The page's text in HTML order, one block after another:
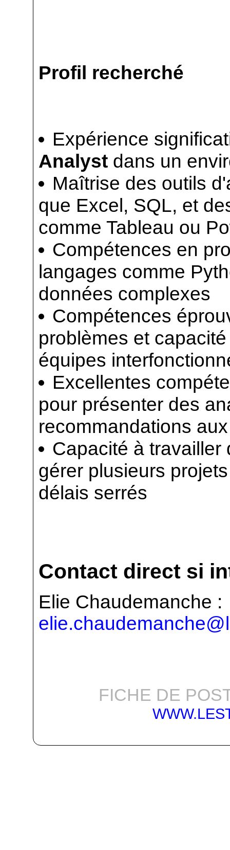
Profil recherché
Expérience
Analyst dans un
Maîtrise des outils
que Excel, SQL, et
comme Tableau ou
Compétences en
langages comme
données complexes
Compétences
problèmes et
équipes
Excellentes
pour présenter des
recommandations
Capacité à travailler
gérer plusieurs
délais serrés
Contact direct si
Elie Chaudemanche :
FICHE DE